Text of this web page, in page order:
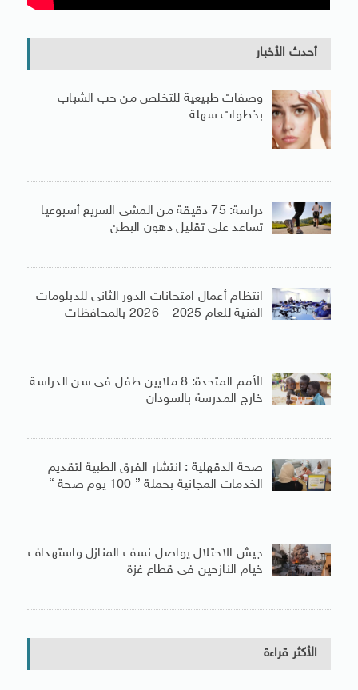
أحدث الأخبار
وصفات طبيعية للتخلص من حب الشباب
بخطوات سهلة
دراسة: 75 دقيقة من المشى السريع أسبوعيا
تساعد على تقليل دهون البطن
انتظام أعمال امتحانات الدور الثانى للدبلومات
الفنية للعام 2025 – 2026 بالمحافظات
الأمم المتحدة: 8 ملايين طفل فى سن الدراسة
خارج المدرسة بالسودان
صحة الدقهلية : انتشار الفرق الطبية لتقديم
الخدمات المجانية بحملة ” 100 يوم صحة “
جيش الاحتلال يواصل نسف المنازل واستهداف
خيام النازحين فى قطاع غزة
الأكثر قراءة